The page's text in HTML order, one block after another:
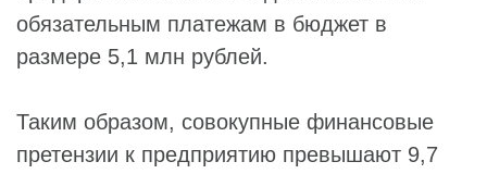
обязательным платежам в бюджет в
размере 5,1 млн рублей.
Таким образом, совокупные финансовые
претензии к предприятию превышают 9,7